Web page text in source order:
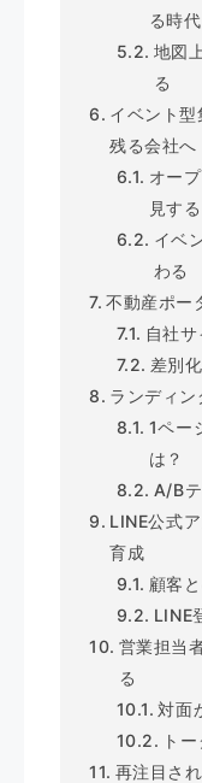
る時
地図
る
イベント
残る会社へ
オー
見する
イベ
わる
不動産ポー
自社
差別
ランディ
1ペー
は？
A/B
LINE公式
育成
顧客
LINE
営業担当
る
対面
ト
再注目さ